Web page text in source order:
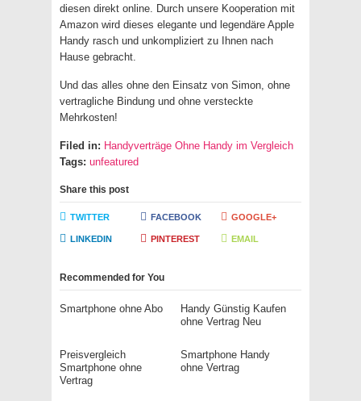
diesen direkt online. Durch unsere Kooperation mit
Amazon wird dieses elegante und legendäre Apple
Handy rasch und unkompliziert zu Ihnen nach
Hause gebracht.
Und das alles ohne den Einsatz von Simon, ohne
vertragliche Bindung und ohne versteckte
Mehrkosten!
Filed in: Handyverträge Ohne Handy im Vergleich
Tags: unfeatured
Share this post
TWITTER FACEBOOK GOOGLE+
LINKEDIN PINTEREST EMAIL
Recommended for You
Smartphone ohne Abo
Handy Günstig Kaufen
ohne Vertrag Neu
Preisvergleich
Smartphone ohne
Vertrag
Smartphone Handy
ohne Vertrag